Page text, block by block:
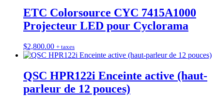
ETC Colorsource CYC 7415A1000
Projecteur LED pour Cyclorama
$2,800.00 + taxes
QSC HPR122i Enceinte active (haut-
parleur de 12 pouces)